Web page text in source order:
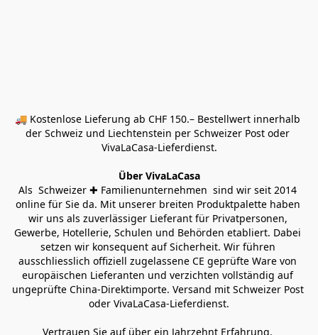
🚚 Kostenlose Lieferung ab CHF 150.– Bestellwert innerhalb
der Schweiz und Liechtenstein per Schweizer Post oder
VivaLaCasa-Lieferdienst.
Über VivaLaCasa
Als  Schweizer ✚ Familienunternehmen  sind wir seit 2014
online für Sie da. Mit unserer breiten Produktpalette haben
wir uns als zuverlässiger Lieferant für Privatpersonen,
Gewerbe, Hotellerie, Schulen und Behörden etabliert. Dabei
setzen wir konsequent auf Sicherheit. Wir führen
ausschliesslich offiziell zugelassene CE geprüfte Ware von
europäischen Lieferanten und verzichten vollständig auf
ungeprüfte China-Direktimporte. Versand mit Schweizer Post
oder VivaLaCasa-Lieferdienst.
Vertrauen Sie auf über ein Jahrzehnt Erfahrung,